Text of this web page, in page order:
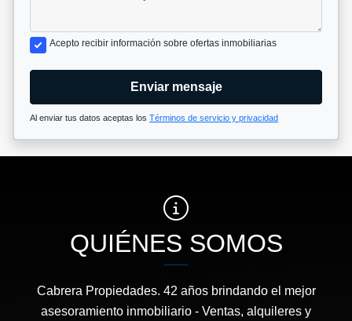
Acepto recibir información sobre ofertas inmobiliarias
Enviar mensaje
Al enviar tus datos aceptas los Términos de servicio y privacidad
QUIÉNES SOMOS
Cabrera Propiedades. 42 años brindando el mejor
asesoramiento inmobiliario - Ventas, alquileres y